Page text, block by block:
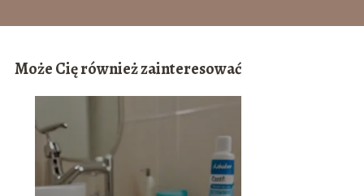
Może Cię również zainteresować